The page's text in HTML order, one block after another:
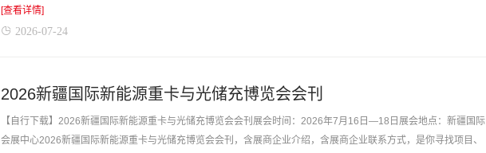
备博览会_第21届新疆煤炭工业博...
[查看详情]
2026-07-24
2026新疆国际新能源重卡与光储充博览会会刊
【自行下载】2026新疆国际新能源重卡与光储充博览会会刊展会时间：2026年7月16日—18日展会地点：新疆国际
会展中心2026新疆国际新能源重卡与光储充博览会会刊，含展商企业介绍，含展商企业联系方式，是你寻找项目、